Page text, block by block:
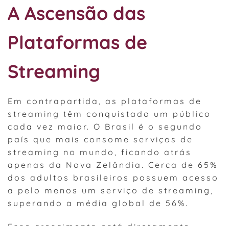
A Ascensão das
Plataformas de
Streaming
Em contrapartida, as plataformas de
streaming têm conquistado um público
cada vez maior. O Brasil é o segundo
país que mais consome serviços de
streaming no mundo, ficando atrás
apenas da Nova Zelândia. Cerca de 65%
dos adultos brasileiros possuem acesso
a pelo menos um serviço de streaming,
superando a média global de 56%.